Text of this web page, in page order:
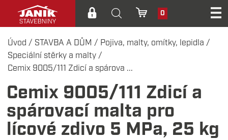
0
Úvod / STAVBA A DŮM / Pojiva, malty, omítky, lepidla /
Speciální stěrky a malty /
Cemix 9005/111 Zdicí a spárova ...
Cemix 9005/111 Zdicí a
spárovací malta pro
lícové zdivo 5 MPa, 25 kg